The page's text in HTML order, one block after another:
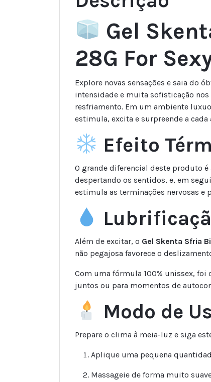
Gel
28G For
Explore novas sensações e saia do
intensidade e muita sofisticação
resfriamento. Em um ambiente
estimula, excita e surpreende a cada
Efeito
O grande diferencial deste produto
despertando os sentidos, e, em
estimula as terminações nervosas e
Além de excitar, o Gel Skenta Sfria
não pegajosa favorece o
Com uma fórmula 100% unissex, foi
juntos ou para momentos de
Modo de
Prepare o clima à meia-luz e siga
Aplique uma pequena
Massageie de forma muito